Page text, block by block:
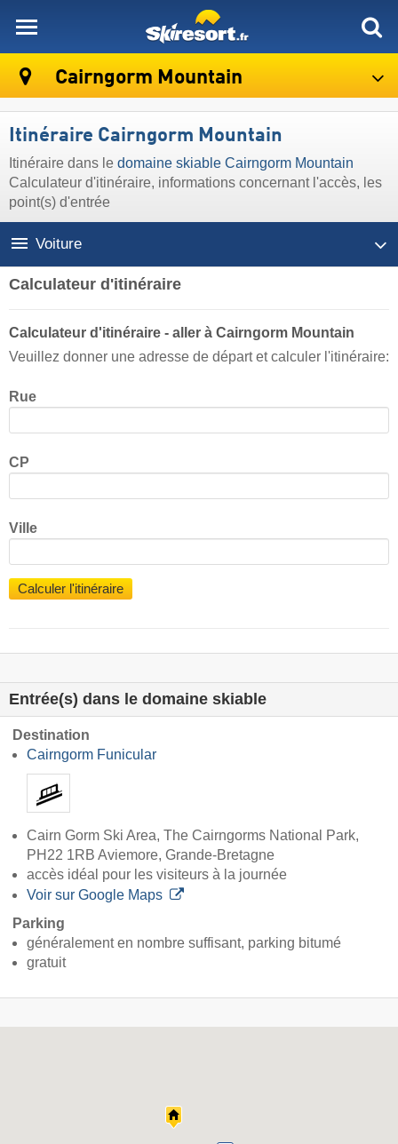
Cairngorm Mountain
Itinéraire Cairngorm Mountain
Itinéraire dans le domaine skiable Cairngorm Mountain
Calculateur d'itinéraire, informations concernant l'accès, les
point(s) d'entrée
Voiture
Calculateur d'itinéraire
Calculateur d'itinéraire - aller à Cairngorm Mountain
Veuillez donner une adresse de départ et calculer l'itinéraire:
Rue
CP
Ville
Calculer l'itinéraire
Entrée(s) dans le domaine skiable
Destination
Cairngorm Funicular
Cairn Gorm Ski Area, The Cairngorms National Park,
PH22 1RB Aviemore, Grande-Bretagne
accès idéal pour les visiteurs à la journée
Voir sur Google Maps
Parking
généralement en nombre suffisant, parking bitumé
gratuit